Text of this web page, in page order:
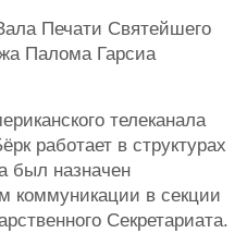
Печати Святейшего
Палома Гарсиа
телеканала
работает в структурах
был назначен
коммуникации в секции
Секретариата.